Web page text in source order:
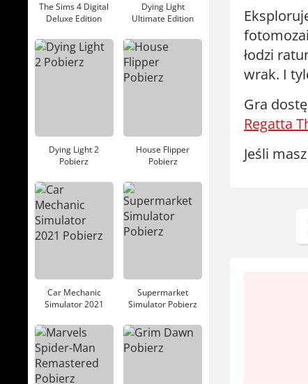
łodzi
wrak. I
Gra
Regatta
Jeśli
The Sims 4 Digital
Deluxe Edition
Dying Light
Ultimate Edition
Dying Light 2
Pobierz
House Flipper
Pobierz
Car Mechanic
Simulator 2021
Supermarket
Simulator Pobierz